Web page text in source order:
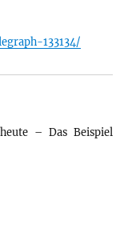
133134/
– Das Beispiel